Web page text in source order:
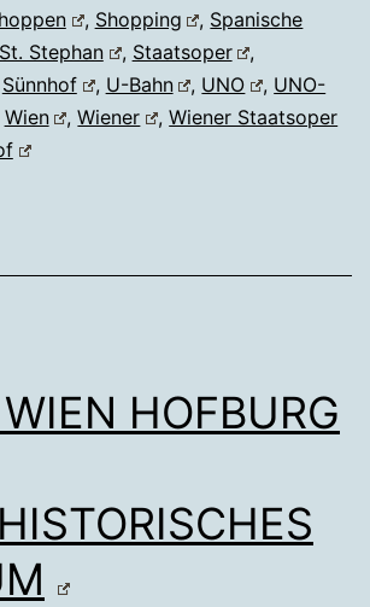
, Shopping , Spanische
St. Stephan , Staatsoper
,
Sünnhof , U-Bahn , UNO , UNO-
Wien ,Wiener ,Wiener Staatsoper
HOFBURG